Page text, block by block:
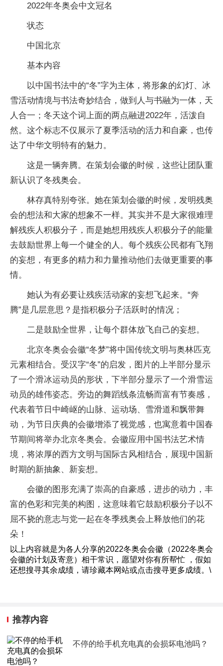
2022年冬奥会中文冠名
状态
中国北京
基本内容
以中国书法中的“冬”字为主体，将形象的幻灯、冰
雪活动情境与书法奇妙结合，做到人与书融为一体，天
人合一；冬天这个词上面的两点融进2022年，活泼自
然。这个标志不仅展示了夏季活动的活力和自豪，也传
达了中华文明特有的魅力。
这是一辆奔腾。在策划会徽的时候，这些让团队重
新认识了冬残奥会。
林存真特别夸张。她在策划会徽的时候，发明残奥
会的想法和大家的想象不一样。其实并不是大家很难理
解残疾人积极分子，而是她想用残疾人积极分子的能量
去鼓励世界上每一个健全的人。每个残疾公民都有飞翔
的妄想，有更多的精力和力量推动他们去做更重要的事
情。
她认为有必要让残疾活动家的妄想飞起来。“奔
腾”是几层意思？是指积极分子活跃时的情况；
二是鼓励全世界，让每个群体放飞自己的妄想。
北京冬奥会会徽“冬梦”将中国传统文明与奥林匹克
元素相结合。受汉字“冬”的启发，图片的上半部分显示
了一个滑冰运动员的形状，下半部分显示了一个滑雪运
动员的雄伟姿态。旁边的舞蹈线条流畅而富有节奏感，
代表着节日中崎岖的山脉、运动场、雪滑道和飘带舞
动，为节日庆典的会徽增添了视觉感，也寓意着中国春
节期间将举办北京冬奥会。会徽应用中国书法艺术情
境，将浓厚的西方文明与国际古风相结合，展现中国新
时期的新抽象、新妄想。
会徽的图形充满了崇高的自豪感，进步的动力，丰
富的色彩和完美的构图，这意味着它鼓励积极分子以不
屈不挠的意志与党一起在冬季残奥会上释放他们的花
朵！
以上内容就是为各人分享的2022冬奥会会徽（2022冬奥会
会徽的计划及寄意）相干常识，愿望对你有所帮忙 ，假如
还想搜寻其余成绩，请珍藏本网站或点击搜寻更多成绩。\
推荐内容
不停的给手机充电真的会损坏电池吗？